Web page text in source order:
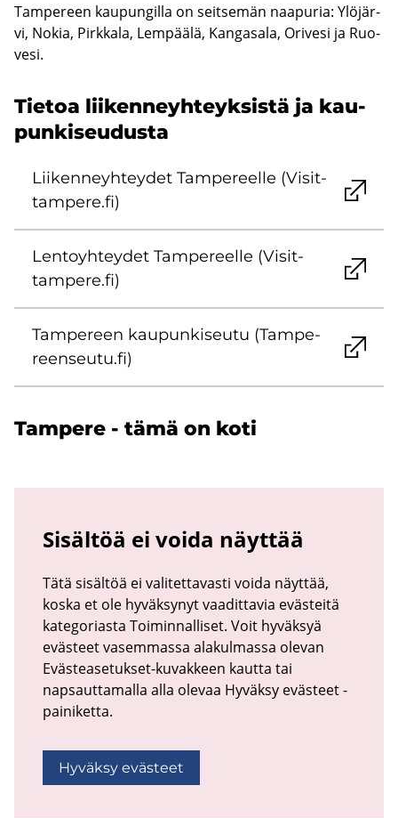
Tam­pe­reen kau­pun­gil­la on seit­se­män naa­pu­ria: Ylö­jär­
vi, Nokia, Pirk­ka­la, Lem­pää­lä, Kan­ga­sa­la, Ori­ve­si ja Ruo­
ve­si.
Tie­toa lii­ken­neyh­teyk­sis­tä ja kau­
pun­ki­seu­dus­ta
Lii­ken­neyh­tey­det Tam­pe­reel­le (Vi­sit­
tam­pe­re.fi)
Len­to­yh­tey­det Tam­pe­reel­le (Vi­sit­
tam­pe­re.fi)
Tam­pe­reen kau­pun­ki­seu­tu (Tam­pe­
reen­seu­tu.fi)
Tam­pe­re - tämä on koti
Sisältöä ei voida näyttää
Tätä sisältöä ei valitettavasti voida näyttää,
koska et ole hyväksynyt vaadittavia evästeitä
kategoriasta Toiminnalliset. Voit hyväksyä
evästeet vasemmassa alakulmassa olevan
Evästeasetukset-kuvakkeen kautta tai
napsauttamalla alla olevaa Hyväksy evästeet -
painiketta.
Hyväksy evästeet